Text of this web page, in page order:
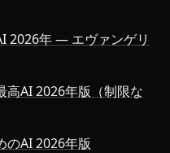
2026年 — エヴァンゲリ
高AI 2026年版（制限な
のAI 2026年版